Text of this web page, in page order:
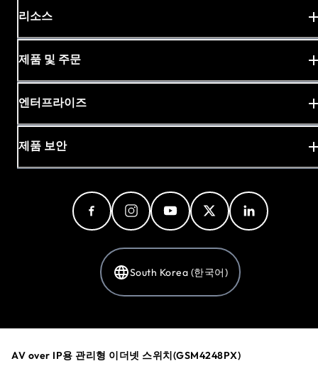
AV over IP용 관리형 이더넷 스위치(GSM4248PX)
리소스
제품 및 주문
엔터프라이즈
제품 보안
South Korea (한국어)
개인 정보 보호 정책
개인 정보 선택 사항